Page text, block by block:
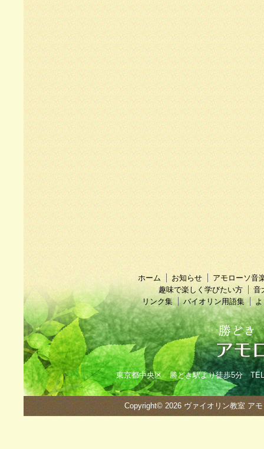
ホーム お知らせ
アモローソ音
趣味で楽しく学びたい方
音
リンク集
バイオリン用語集
東京都中央区 勝どき駅より徒歩5分
Copyright© 2026 ヴァイオリン教室 ア